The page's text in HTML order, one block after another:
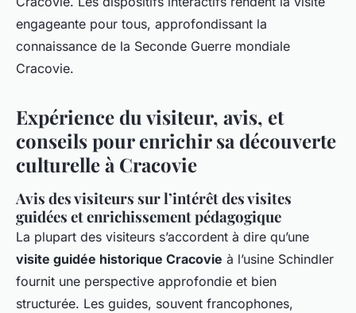
engageante pour tous, approfondissant la
connaissance de la Seconde Guerre mondiale
Cracovie.
Expérience du visiteur, avis, et
conseils pour enrichir sa découverte
culturelle à Cracovie
Avis des visiteurs sur l’intérêt des visites
guidées et enrichissement pédagogique
La plupart des visiteurs s’accordent à dire qu’une
visite guidée historique Cracovie à l’usine Schindler
fournit une perspective approfondie et bien
structurée. Les guides, souvent francophones,